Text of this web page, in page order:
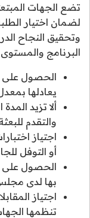
تضع الجهات
لضمان اختيار
وتحقيق النجاح
البرنامج
الحصول على
يعادلها
ألا تزيد
والتقدم
اجتياز
أو التوفل
الحصول على
بها لدى مجلس
اجتياز
تنظمها